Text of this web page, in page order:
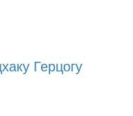
Герцогу